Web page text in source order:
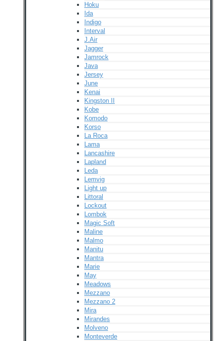
Hoku
Ida
Indigo
Interval
J.Air
Jagger
Jamrock
Java
Jersey
June
Kenai
Kingston II
Kobe
Komodo
Korso
La Roca
Lama
Lancashire
Lapland
Leda
Lemvig
Light up
Littoral
Lockout
Lombok
Magic Soft
Maline
Malmo
Manitu
Mantra
Marie
May
Meadows
Mezzano
Mezzano 2
Mira
Mirandes
Molveno
Monteverde